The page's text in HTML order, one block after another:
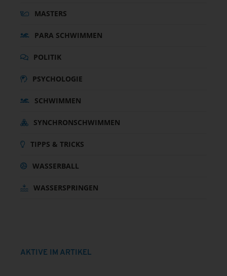
MASTERS
PARA SCHWIMMEN
POLITIK
PSYCHOLOGIE
SCHWIMMEN
SYNCHRONSCHWIMMEN
TIPPS & TRICKS
WASSERBALL
WASSERSPRINGEN
AKTIVE IM ARTIKEL